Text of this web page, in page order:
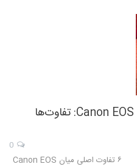
Canon EOS R6 Mark II vs R6 Mark III: تفاوت‌ها
۶ تفاوت اصلی میان Canon EOS